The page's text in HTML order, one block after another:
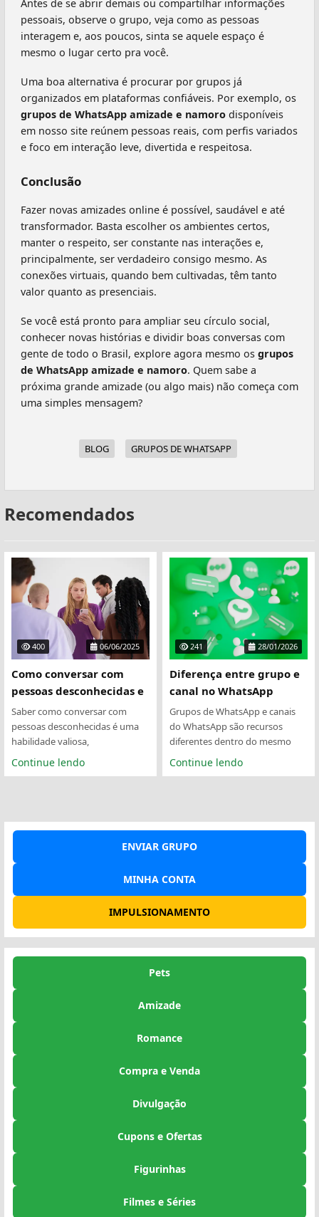
Antes de se abrir demais ou compartilhar informações
pessoais, observe o grupo, veja como as pessoas
interagem e, aos poucos, sinta se aquele espaço é
mesmo o lugar certo pra você.
Uma boa alternativa é procurar por grupos já
organizados em plataformas confiáveis. Por exemplo, os
grupos de WhatsApp amizade e namoro disponíveis
em nosso site reúnem pessoas reais, com perfis variados
e foco em interação leve, divertida e respeitosa.
Conclusão
Fazer novas amizades online é possível, saudável e até
transformador. Basta escolher os ambientes certos,
manter o respeito, ser constante nas interações e,
principalmente, ser verdadeiro consigo mesmo. As
conexões virtuais, quando bem cultivadas, têm tanto
valor quanto as presenciais.
Se você está pronto para ampliar seu círculo social,
conhecer novas histórias e dividir boas conversas com
gente de todo o Brasil, explore agora mesmo os grupos
de WhatsApp amizade e namoro. Quem sabe a
próxima grande amizade (ou algo mais) não começa com
uma simples mensagem?
BLOG GRUPOS DE WHATSAPP
Recomendados
400 06/06/2025
Como conversar com
pessoas desconhecidas e
perder a timidez online
Saber como conversar com
pessoas desconhecidas é uma
habilidade valiosa,
especialmente em um mundo
Continue lendo
241 28/01/2026
Diferença entre grupo e
canal no WhatsApp
Grupos de WhatsApp e canais
do WhatsApp são recursos
diferentes dentro do mesmo
aplicativo, mas ainda geram
Continue lendo
ENVIAR GRUPO
MINHA CONTA
IMPULSIONAMENTO
Pets
Amizade
Romance
Compra e Venda
Divulgação
Cupons e Ofertas
Figurinhas
Filmes e Séries